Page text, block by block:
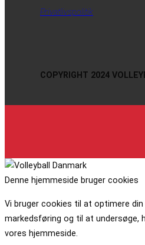
Privatlivspolitik
COPYRIGHT 2024
Denne hjemmeside bruger cookies
Vi bruger cookies til at optimere
markedsføring og til at undersøge,
vores hjemmeside.